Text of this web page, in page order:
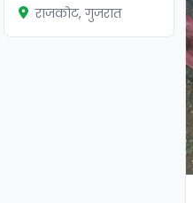
राजकोट, गुजरात